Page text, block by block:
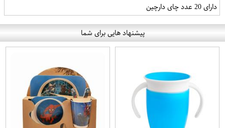
دارای 20 عدد چای دارچین
پیشنهاد هایی برای شما